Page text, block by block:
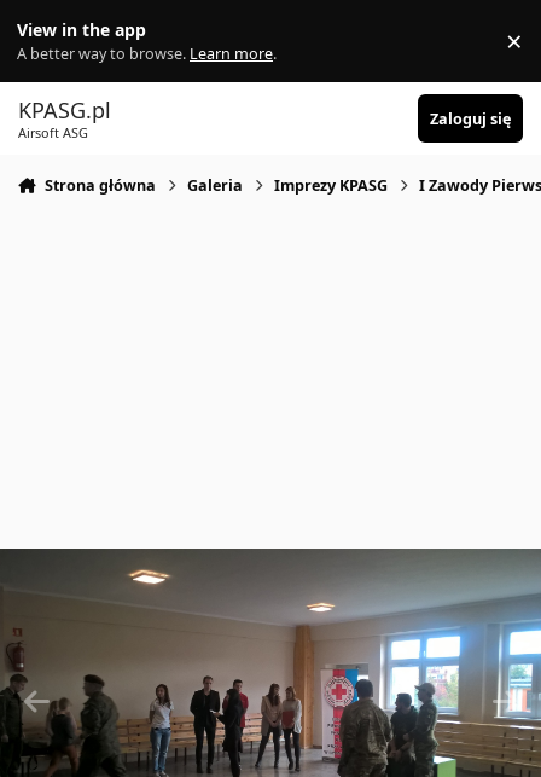
View in the app
A better way to browse. Learn more. ×
KPASG.pl
Airsoft ASG
Zaloguj się
Strona główna Galeria Imprezy KPASG I Zawody